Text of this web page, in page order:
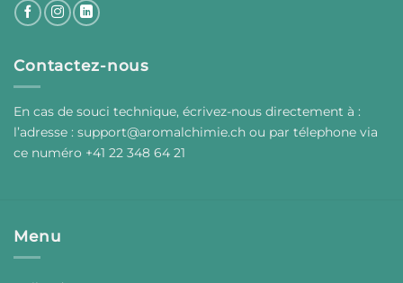
Contactez-nous
En cas de souci technique, écrivez-nous directement à :
l’adresse : support@aromalchimie.ch ou par télephone via
ce numéro +41 22 348 64 21
Menu